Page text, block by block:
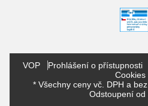
VOP Prohlášení o přístupnosti
Cookies
* Všechny ceny vč. DPH a
Odstoupení od